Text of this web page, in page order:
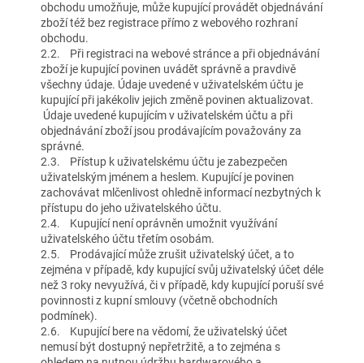
obchodu umožňuje, může kupující provádět objednávání
zboží též bez registrace přímo z webového rozhraní
obchodu.
2.2. Při registraci na webové stránce a při objednávání
zboží je kupující povinen uvádět správně a pravdivě
všechny údaje. Údaje uvedené v uživatelském účtu je
kupující při jakékoliv jejich změně povinen aktualizovat.
Údaje uvedené kupujícím v uživatelském účtu a při
objednávání zboží jsou prodávajícím považovány za
správné.
2.3. Přístup k uživatelskému účtu je zabezpečen
uživatelským jménem a heslem. Kupující je povinen
zachovávat mlčenlivost ohledně informací nezbytných k
přístupu do jeho uživatelského účtu.
2.4. Kupující není oprávněn umožnit využívání
uživatelského účtu třetím osobám.
2.5. Prodávající může zrušit uživatelský účet, a to
zejména v případě, kdy kupující svůj uživatelský účet déle
než 3 roky nevyužívá, či v případě, kdy kupující poruší své
povinnosti z kupní smlouvy (včetně obchodních
podmínek).
2.6. Kupující bere na vědomí, že uživatelský účet
nemusí být dostupný nepřetržitě, a to zejména s